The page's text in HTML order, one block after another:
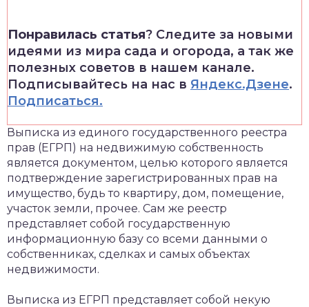
Понравилась статья? Следите за новыми
идеями из мира сада и огорода, а так же
полезных советов в нашем канале.
Подписывайтесь на нас в Яндекс.Дзене.
Подписаться.
Выписка из единого государственного реестра
прав (ЕГРП) на недвижимую собственность
является документом, целью которого является
подтверждение зарегистрированных прав на
имущество, будь то квартиру, дом, помещение,
участок земли, прочее. Сам же реестр
представляет собой государственную
информационную базу со всеми данными о
собственниках, сделках и самых объектах
недвижимости.
Выписка из ЕГРП представляет собой некую